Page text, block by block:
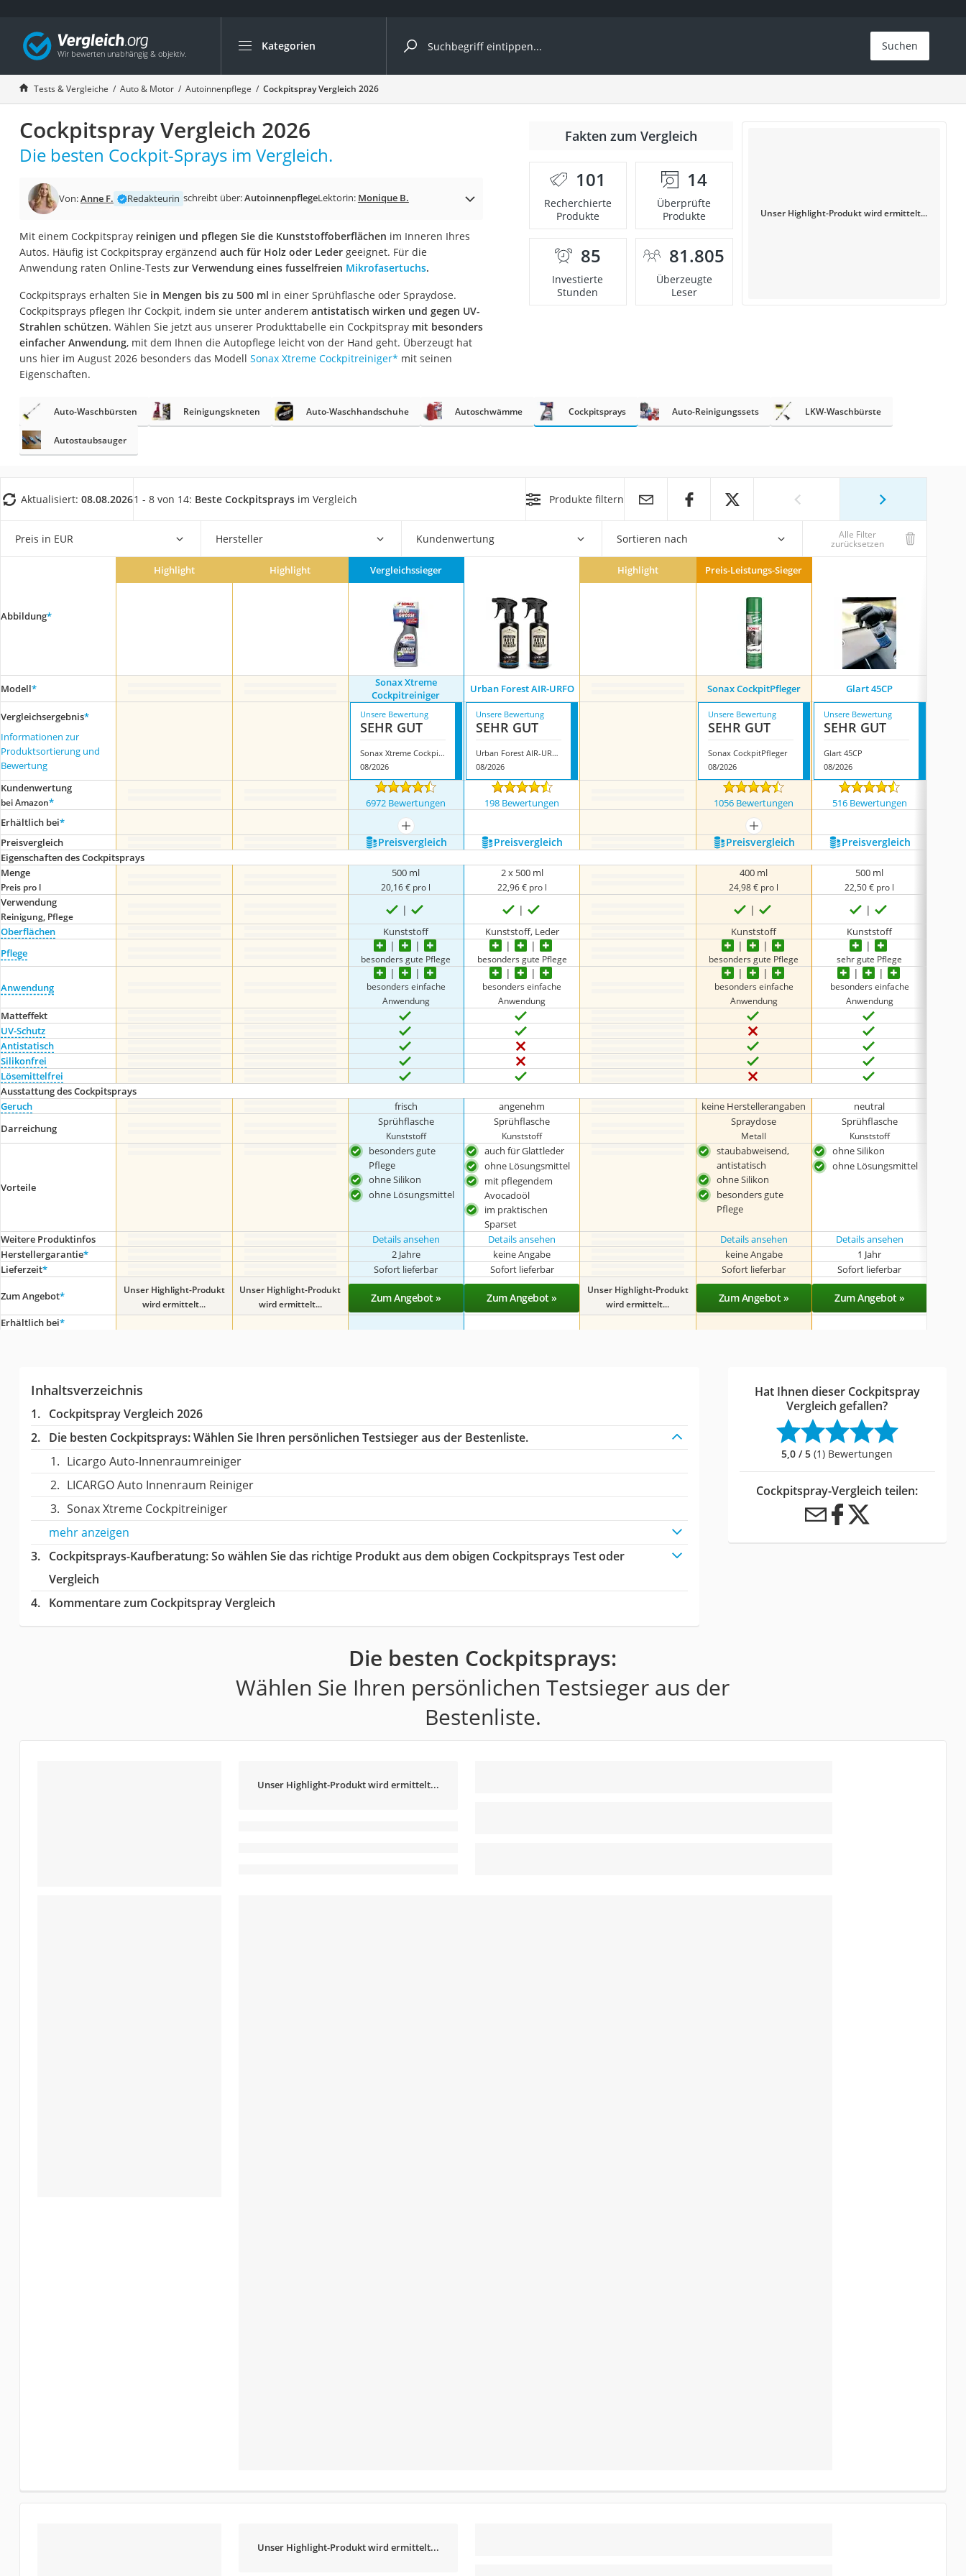
Kategorien
Die beliebtesten Vergleiche nach Kategorie
Auto & Motor
Fahrradträger-Anhängerkupplung (4 Fahrräder)
Fahrradträger
Fahrradträger (Anhängerkupplung)
Fahrradträger 3 Fahrräder
Benzinkanister (20 l)
Fahrradträger E-Bike
Benzinkanister
Wagenheber 3t
AGM-Batterie Wohnmobil
Thule-Fahrradträger
Sommerreifen 205/55 R16
Autobatterie-Ladegerät
Felgenbaum
Wagenheber
Service
Suchen
Tests & Vergleiche Auto & Motor Autoinnenpflege Cockpitspray Vergleich 2026
Cockpitspray Vergleich 2026
Die besten Cockpit-Sprays im Vergleich.
Von:Anne F. Redakteurin schreibt über:AutoinnenpflegeLektorin: Monique B.
Mit einem Cockpitspray reinigen und pflegen Sie die Kunststoffoberflächen im Inneren Ihres
Autos. Häufig ist Cockpitspray ergänzend auch für Holz oder Ledergeeignet. Für die
Anwendung raten Online-Tests zur Verwendung eines fusselfreien Mikrofasertuchs.
Cockpitsprays erhalten Sie in Mengen bis zu 500 ml in einer Sprühflasche oder Spraydose.
Cockpitsprays pflegen Ihr Cockpit, indem sie unter anderem antistatisch wirken und gegen UV-
Strahlen schützen. Wählen Sie jetzt aus unserer Produkttabelle ein Cockpitspray mit besonders
einfacher Anwendung, mit dem Ihnen die Autopflege leicht von der Hand geht. Überzeugt hat
uns hier im August 2026 besonders das Modell Sonax Xtreme Cockpitreiniger* mit seinen
Eigenschaften.
Fakten zum Vergleich
101
Recherchierte
Produkte
14
Überprüfte
Produkte
85
Investierte
Stunden
81.805
Überzeugte
Leser
Unser Highlight-Produkt wird ermittelt...
Auto-Waschbürsten Reinigungskneten Auto-Waschhandschuhe Autoschwämme Cockpitsprays Auto-Reinigungssets LKW-Waschbürste
Autostaubsauger
Aktualisiert: 08.08.20261 - 8 von 14: Beste Cockpitsprays im Vergleich Produkte filtern
Preis in EUR Hersteller Kundenwertung Sortieren nach Alle Filter
zurücksetzen
Abbildung*
Highlight Highlight Vergleichssieger Highlight Preis-Leistungs-Sieger
Modell*
Sonax Xtreme
Cockpitreiniger
Urban Forest AIR-URFO Sonax CockpitPfleger Glart 45CP
Vergleichsergebnis*
Informationen zur
Produktsortierung und
Bewertung
Unsere Bewertung
SEHR GUT
Sonax Xtreme Cockpitreiniger
08/2026
Unsere Bewertung
SEHR GUT
Urban Forest AIR-URFO
08/2026
Unsere Bewertung
SEHR GUT
Sonax CockpitPfleger
08/2026
Unsere Bewertung
SEHR GUT
Glart 45CP
08/2026
Kundenwertung
bei Amazon* 6972 Bewertungen 198 Bewertungen 1056 Bewertungen 516 Bewertungen
Erhältlich bei*
mehr anzeigen
mehr anzeigen
Preis­vergleich
Preis­vergleich Preis­vergleich Preis­vergleich Preis­vergleich
Eigenschaften des Cockpitsprays
Menge
Preis pro l
500 ml
20,16 € pro l
2 x 500 ml
22,96 € pro l
400 ml
24,98 € pro l
500 ml
22,50 € pro l
Verwendung
Reinigung, Pflege
Oberflächen Kunststoff Kunststoff, Leder Kunststoff Kunststoff
Pflege
besonders gute Pflege besonders gute Pflege besonders gute Pflege sehr gute Pflege
Anwendung
besonders einfache
Anwendung
besonders einfache
Anwendung
besonders einfache
Anwendung
besonders einfache
Anwendung
Matteffekt
UV-Schutz
Antistatisch
Silikonfrei
Lösemittelfrei
Ausstattung des Cockpitsprays
Geruch
frisch angenehm keine Herstellerangaben
neutral
Darreichung
Sprühflasche
Kunststoff
Sprühflasche
Kunststoff
Spraydose
Metall
Sprühflasche
Kunststoff
Vorteile
besonders gute
Pflege
ohne Silikon
ohne Lösungsmittel
auch für Glattleder
ohne Lösungsmittel
mit pflegendem
Avocadoöl
im praktischen
Sparset
staubabweisend,
antistatisch
ohne Silikon
besonders gute
Pflege
ohne Silikon
ohne Lösungsmittel
Weitere Produktinfos Details ansehen Details ansehen Details ansehen Details ansehen
Herstellergarantie* 2 Jahre keine Angabe keine Angabe 1 Jahr
Lieferzeit* Sofort lieferbar Sofort lieferbar Sofort lieferbar Sofort lieferbar
Zum Angebot*
Unser Highlight-Produkt
wird ermittelt...
Unser Highlight-Produkt
wird ermittelt...
Zum Angebot » Zum Angebot »
Unser Highlight-Produkt
wird ermittelt...
Zum Angebot » Zum Angebot »
Erhältlich bei*
Inhaltsverzeichnis
Cockpitspray Vergleich 2026
Die besten Cockpitsprays:Wählen Sie Ihren persönlichen Testsieger aus der Bestenliste.
Licargo Auto-Innenraumreiniger
LICARGO Auto Innenraum Reiniger
Sonax Xtreme Cockpitreiniger
mehr anzeigen
Cockpitsprays-Kaufberatung: So wählen Sie das richtige Produkt aus dem obigen Cockpitsprays Test oder
Vergleich
Kommentare zum Cockpitspray Vergleich
Hat Ihnen dieser Cockpitspray
Vergleich gefallen?
5,0 / 5 (1) Bewertungen
Cockpitspray-Vergleich teilen:
Die besten Cockpitsprays:
Wählen Sie Ihren persönlichen Testsieger aus der
Bestenliste.
Unser Highlight-Produkt wird ermittelt...
Unser Highlight-Produkt wird ermittelt...